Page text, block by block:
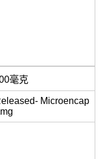
毫克
Microencap